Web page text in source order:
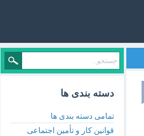
دسته بندی ها
تمامی دسته بندی ها
قوانین کار و تأمین اجتماعی